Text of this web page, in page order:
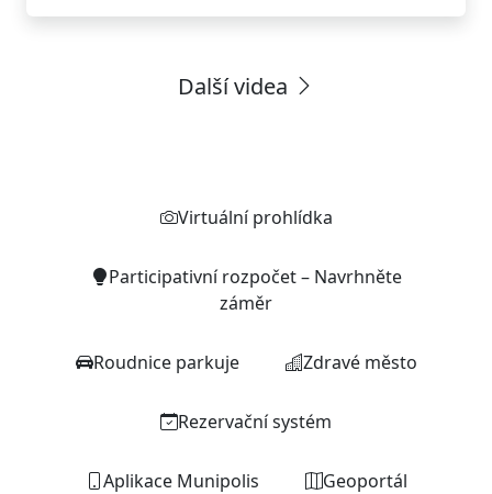
Další videa
Virtuální prohlídka
Participativní rozpočet – Navrhněte
záměr
Roudnice parkuje Zdravé město
Rezervační systém
Aplikace Munipolis Geoportál